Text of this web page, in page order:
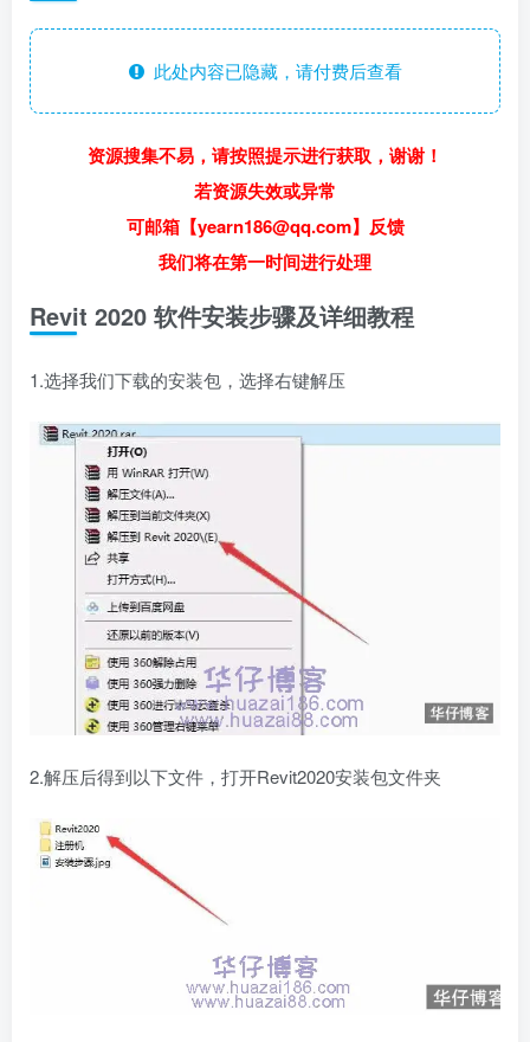
此处内容已隐藏，请付费后查看
资源搜集不易，请按照提示进行获取，谢谢！
若资源失效或异常
可邮箱【yearn186@qq.com】反馈
我们将在第一时间进行处理
Revit 2020 软件安装步骤及详细教程
1.选择我们下载的安装包，选择右键解压
2.解压后得到以下文件，打开Revit2020安装包文件夹